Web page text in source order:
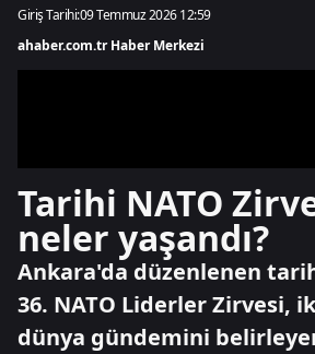
Giriş Tarihi:09 Temmuz 2026 12:59
ahaber.com.tr Haber Merkezi
Tarihi NATO
neler yaşandı?
Ankara'da düzenlenen
36. NATO Liderler Zirvesi,
dünya gündemini